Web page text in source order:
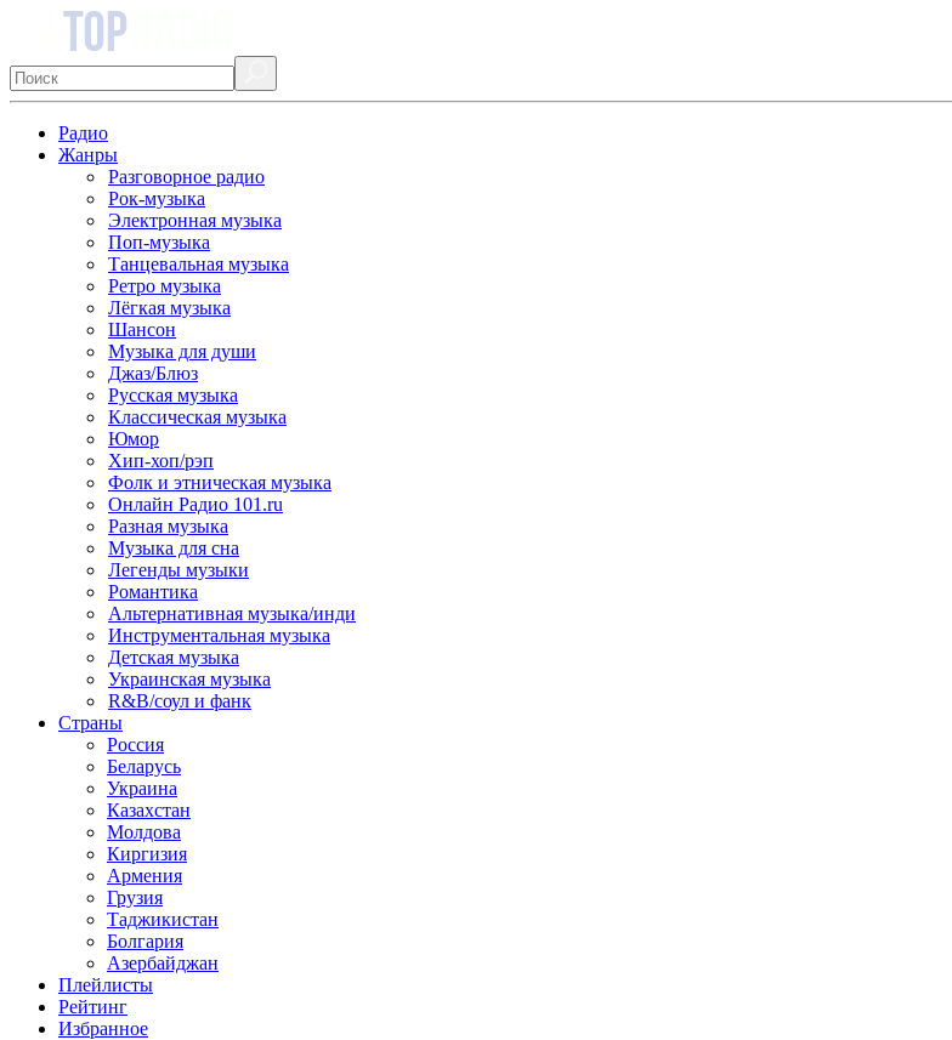
Радио
Жанры
Разговорное радио
Рок-музыка
Электронная музыка
Поп-музыка
Танцевальная музыка
Ретро музыка
Лёгкая музыка
Шансон
Музыка для души
Джаз/Блюз
Русская музыка
Классическая музыка
Юмор
Хип-хоп/рэп
Фолк и этническая музыка
Онлайн Радио 101.ru
Разная музыка
Музыка для сна
Легенды музыки
Романтика
Альтернативная музыка/инди
Инструментальная музыка
Детская музыка
Украинская музыка
R&B/cоул и фанк
Страны
Россия
Беларусь
Украина
Казахстан
Молдова
Киргизия
Армения
Грузия
Таджикистан
Болгария
Азербайджан
Плейлисты
Рейтинг
Избранное